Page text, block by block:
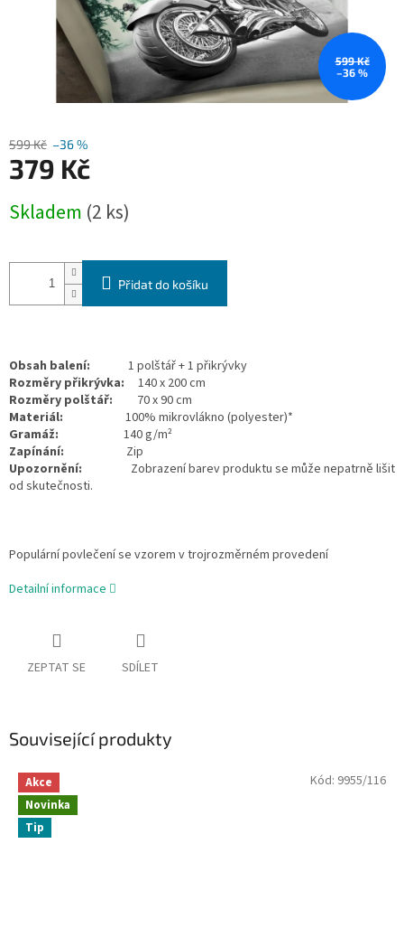
599 Kč
–36 %
599 Kč –36 %
379 Kč
cena:
Skladem (2 ks)
Přidat do košíku
Obsah balení: 1 polštář + 1 přikrývky
Rozměry přikrývka: 140 x 200 cm
Rozměry polštář:
70 x 90 cm
Materiál:
100% mikrovlákno (polyester)*
Gramáž:
140 g/m²
Zapínání:
Zip
Upozornění:
Zobrazení barev produktu se může nepatrně lišit
od skutečnosti.
Populární povlečení se vzorem v trojrozměrném provedení
Detailní informace
ZEPTAT SE SDÍLET
Související produkty
Akce
Novinka
Tip
Kód: 9955/116